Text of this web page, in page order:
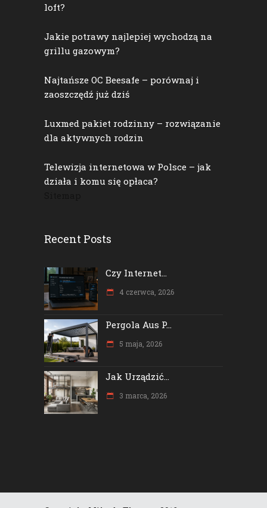
loft?
Jakie potrawy najlepiej wychodzą na
grillu gazowym?
Najtańsze OC Beesafe – porównaj i
zaoszczędź już dziś
Luxmed pakiet rodzinny – rozwiązanie
dla aktywnych rodzin
Telewizja internetowa w Polsce – jak
działa i komu się opłaca?
Recent Posts
Czy Internet...
4 czerwca, 2026
Pergola Aus P...
5 maja, 2026
Jak Urządzić...
3 marca, 2026